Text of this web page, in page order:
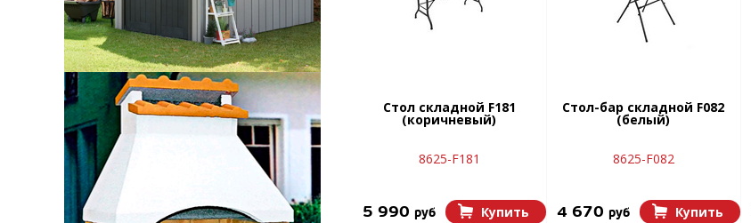
Стол складной F181
(коричневый)
8625-F181
5 990 руб Купить
Стол-бар складной F082
(белый)
8625-F082
4 670 руб Купить